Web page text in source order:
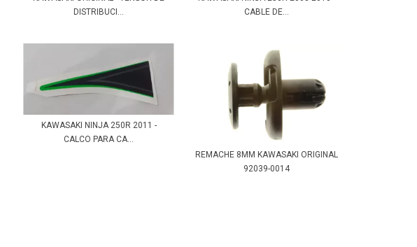
DISTRIBUCI...
CABLE DE...
KAWASAKI NINJA 250R 2011 -
CALCO PARA CA...
REMACHE 8MM KAWASAKI ORIGINAL
92039-0014